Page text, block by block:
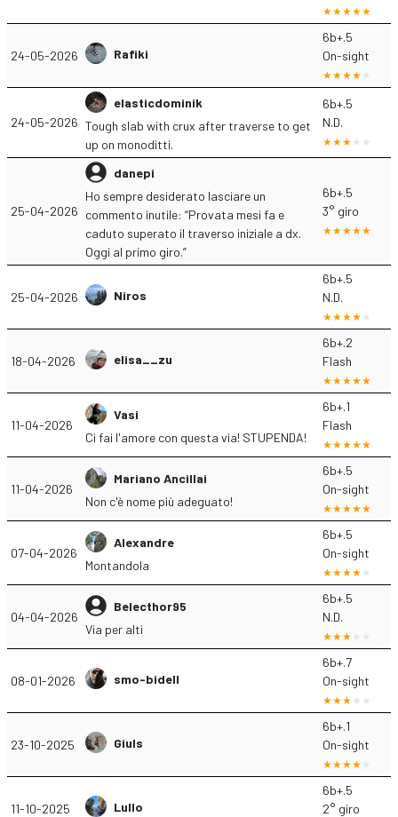
24-05-2026 Rafiki
6b+.5
On-sight
24-05-2026
elasticdominik
Tough slab with crux after traverse to get
up on monoditti.
6b+.5
N.D.
25-04-2026
danepi
Ho sempre desiderato lasciare un
commento inutile: “Provata mesi fa e
caduto superato il traverso iniziale a dx.
Oggi al primo giro.”
6b+.5
3° giro
25-04-2026 Niros
6b+.5
N.D.
18-04-2026 elisa__zu
6b+.2
Flash
11-04-2026
Vasi
Ci fai l'amore con questa via! STUPENDA!
6b+.1
Flash
11-04-2026
Mariano Ancillai
Non c'è nome più adeguato!
6b+.5
On-sight
07-04-2026
Alexandre
Montandola
6b+.5
On-sight
04-04-2026
Belecthor95
Via per alti
6b+.5
N.D.
08-01-2026 smo-bidell
6b+.7
On-sight
23-10-2025 Giuls
6b+.1
On-sight
11-10-2025 Lullo
6b+.5
2° giro